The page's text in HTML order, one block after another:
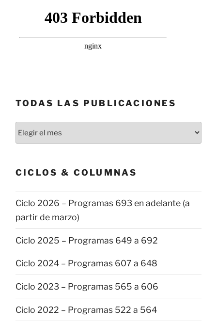
TODAS LAS PUBLICACIONES
Todas
las
CICLOS & COLUMNAS
Ciclo 2026 – Programas 693 en adelante (a
partir de marzo)
Ciclo 2025 – Programas 649 a 692
Ciclo 2024 – Programas 607 a 648
Ciclo 2023 – Programas 565 a 606
Ciclo 2022 – Programas 522 a 564